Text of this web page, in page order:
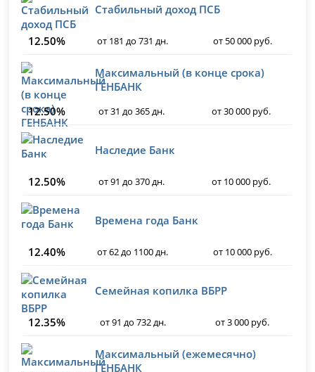
Стабильный доход ПСБ
12.50% от 181 до 731 дн. от 50 000 руб.
Максимальный (в конце срока)
ГЕНБАНК
12.50%
от 31 до 365 дн. от 30 000 руб.
Наследие Банк
12.50% от 91 до 370 дн. от 10 000 руб.
Времена года Банк
12.40% от 62 до 1100 дн. от 10 000 руб.
Семейная копилка ВБРР
12.35% от 91 до 732 дн. от 3 000 руб.
Максимальный (ежемесячно)
ГЕНБАНК